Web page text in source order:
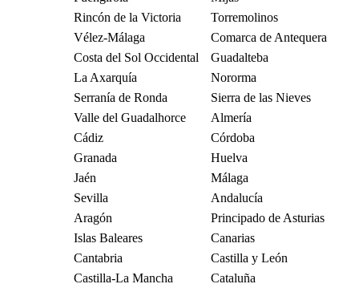
Rincón de la Victoria
Torremolinos
Vélez-Málaga
Comarca de Antequera
Costa del Sol Occidental
Guadalteba
La Axarquía
Nororma
Serranía de Ronda
Sierra de las Nieves
Valle del Guadalhorce
Almería
Cádiz
Córdoba
Granada
Huelva
Jaén
Málaga
Sevilla
Andalucía
Aragón
Principado de Asturias
Islas Baleares
Canarias
Cantabria
Castilla y León
Castilla-La Mancha
Cataluña